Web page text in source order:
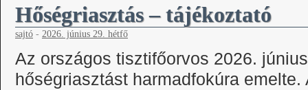
Hőségriasztás – tájékoztató
sajtó - 2026. június 29. hétfő
Az országos tisztifőorvos 2026.
hőségriasztást harmadfokúra